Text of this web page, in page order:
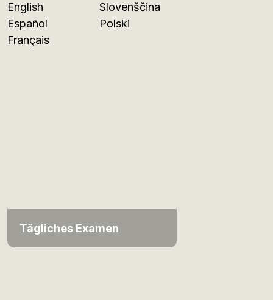
English
Español
Français
Slovenščina
Polski
Tägliches Examen